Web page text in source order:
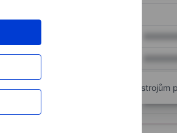
a získejte přístup k pokročilým nástrojům